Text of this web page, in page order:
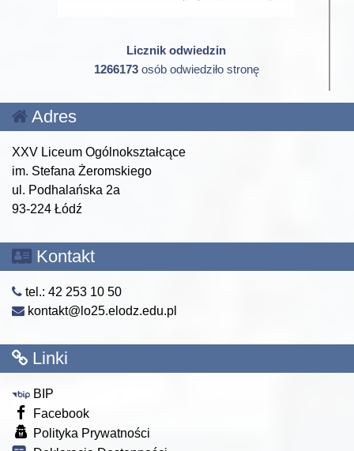
Licznik odwiedzin
1266173osób odwiedziło stronę
Adres
XXV Liceum Ogólnokształcące
im. Stefana Żeromskiego
ul. Podhalańska 2a
93-224 Łódź
Kontakt
tel.: 42 253 10 50
kontakt@lo25.elodz.edu.pl
Linki
BIP
Facebook
Polityka Prywatności